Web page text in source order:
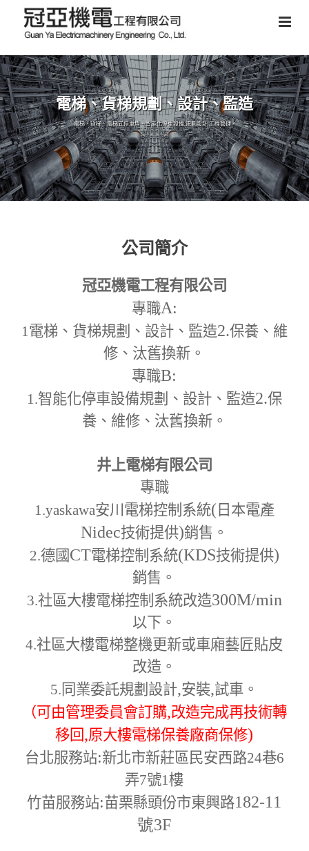
電梯、貨梯規劃、設計、監造
電梯、貨梯、電梯式停車塔、智能化停車設備,規劃設計,工程管理。
公司簡介
冠亞機電工程有限公司
專職A:
1電梯、貨梯規劃、設計、監造2.保養、維
修、汰舊換新。
專職B:
1.智能化停車設備規劃、設計、監造2.保
養、維修、汰舊換新。
井上電梯有限公司
專職
1.yaskawa安川電梯控制系統( 日本電產
Nidec技術提供)銷售。
2.德國 CT電梯控制系統(KDS技術提供)
銷售。
3.社區大樓電梯控制系統改造300M/min
以下。
4.社區大樓電梯整機更新或車廂藝匠貼皮
改造。
5. 同業委託規劃設計,安裝,試車。
（可由管理委員會訂購,改造完成再技術轉
移回,原大樓電梯保養廠商保修)
台北服務站:新北市新莊區民安西路24巷6
弄7號1樓
竹苗服務站:苗栗縣頭份市東興路182-11
號3F